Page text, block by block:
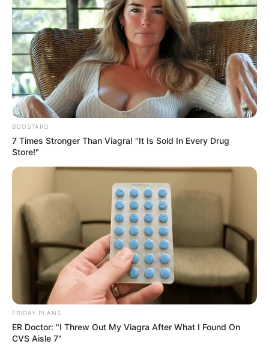
BOOSTARO
7 Times Stronger Than Viagra! "It Is Sold In Every Drug
Store!"
FRIDAY PLANS
ER Doctor: "I Threw Out My Viagra After What I Found On
CVS Aisle 7"